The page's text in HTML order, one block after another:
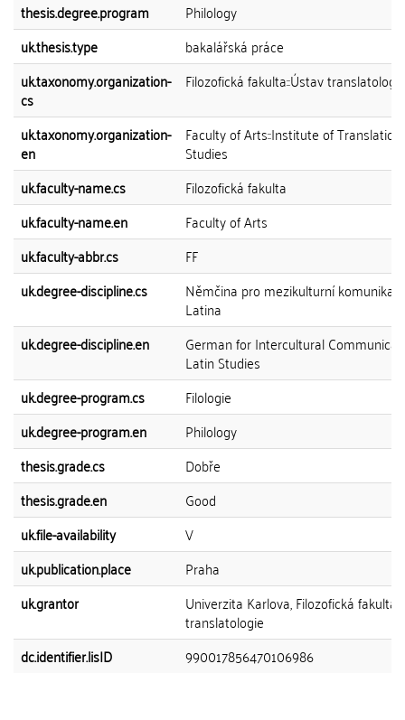
thesis.degree.program
Philology
uk.thesis.type
bakalářská práce
uk.taxonomy.organization-
cs
Filozofická fakulta::Ústav translatologie
uk.taxonomy.organization-
en
Faculty of Arts::Institute of Translation
Studies
uk.faculty-name.cs
Filozofická fakulta
uk.faculty-name.en
Faculty of Arts
uk.faculty-abbr.cs
FF
uk.degree-discipline.cs
Němčina pro mezikulturní
Latina
uk.degree-discipline.en
German for Intercultural
Latin Studies
uk.degree-program.cs
Filologie
uk.degree-program.en
Philology
thesis.grade.cs
Dobře
thesis.grade.en
Good
uk.file-availability
V
uk.publication.place
Praha
uk.grantor
Univerzita Karlova, Filozofická fakulta,
translatologie
dc.identifier.lisID
990017856470106986